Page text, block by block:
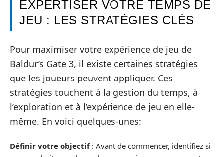
EXPERTISER VOTRE TEMPS DE
JEU : LES STRATÉGIES CLÉS
Pour maximiser votre expérience de jeu de
Baldur’s Gate 3, il existe certaines stratégies
que les joueurs peuvent appliquer. Ces
stratégies touchent à la gestion du temps, à
l’exploration et à l’expérience de jeu en elle-
même. En voici quelques-unes:
Définir votre objectif: Avant de commencer, identifiez si